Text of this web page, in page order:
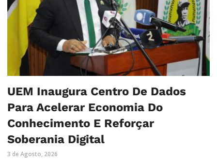
UEM Inaugura Centro De Dados
Para Acelerar Economia Do
Conhecimento E Reforçar
Soberania Digital
3 de Agosto, 2026